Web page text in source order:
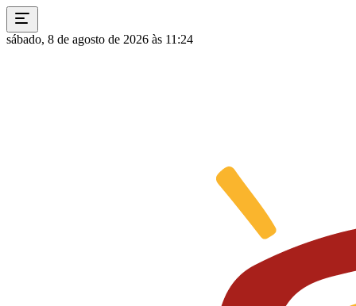
sábado, 8 de agosto de 2026 às 11:24